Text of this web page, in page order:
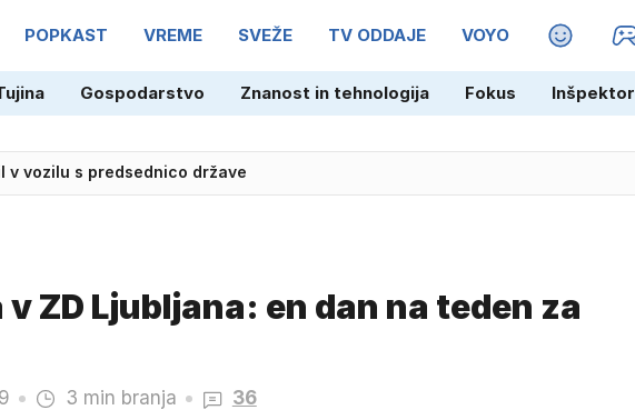
POPKAST VREME SVEŽE TV ODDAJE VOYO MAGAZIN
Gospodarstvo Znanost in tehnologija Fokus Inšpektor
v vozilu s predsednico države
ZD Ljubljana: en dan na teden za
3 min branja 36